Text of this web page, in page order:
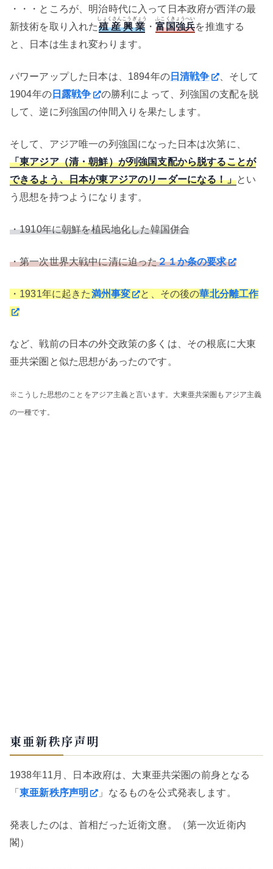
・・・ところが、明治時代に入って日本政府が西洋の最
新技術を取り入れた殖産興業
しょくさんこうぎょう
・富国強兵
ふこくきょうへい
を推進する
と、日本は生まれ変わります。
パワーアップした日本は、1894年の日清戦争
、そして
1904年の日露戦争
の勝利によって、列強国の支配を脱
して、逆に列強国の仲間入りを果たします。
そして、アジア唯一の列強国になった日本は次第に、
「東アジア（清・朝鮮）が列強国支配から脱することが
できるよう、日本が東アジアのリーダーになる！」とい
う思想を持つようになります。
・1910年に朝鮮を植民地化した韓国併合
・第一次世界大戦中に清に迫った２１か条の要求
・1931年に起きた満州事変 と、その後の華北分離工作
など、戦前の日本の外交政策の多くは、その根底に大東
亜共栄圏と似た思想があったのです。
※こうした思想のことをアジア主義と言います。大東亜共栄圏もアジア主義
の一種です。
東亜新秩序声明
1938年11月、日本政府は、大東亜共栄圏の前身となる
「東亜新秩序声明 」なるものを公式発表します。
発表したのは、首相だった近衛文麿。（第一次近衛内
閣）